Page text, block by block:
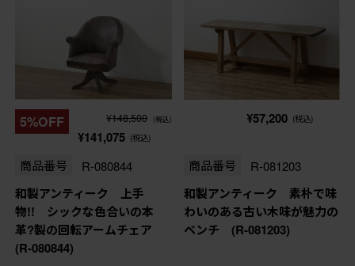
5%OFF ¥148,500 (税込)
¥141,075 (税込)
商品番号 R-080844
和製アンティーク 上手
物!! シックな色合いの本
革?製の回転アームチェア
(R-080844)
¥57,200 (税込)
商品番号 R-081203
和製アンティーク 素朴で味
わいのある古い木味が魅力の
ベンチ (R-081203)